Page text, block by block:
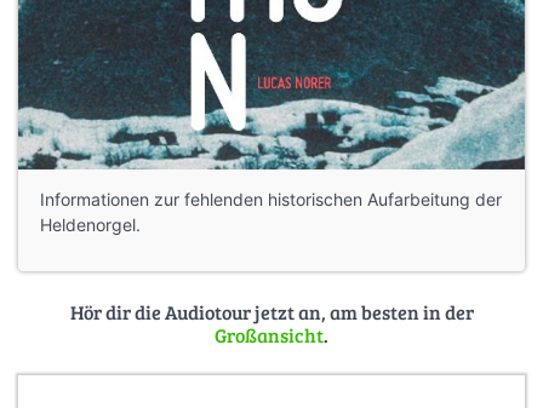
Informationen zur fehlenden historischen Aufarbeitung der
Heldenorgel.
Hör dir die Audiotour jetzt an, am besten in der
Großansicht.